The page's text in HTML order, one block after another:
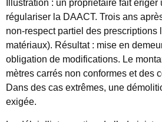
Illustration : un propriétaire fait
régulariser la DAACT. Trois ans
non-respect partiel des prescriptions
matériaux). Résultat : mise en
obligation de modifications. Le
mètres carrés non conformes et des
Dans des cas extrêmes, une
exigée.